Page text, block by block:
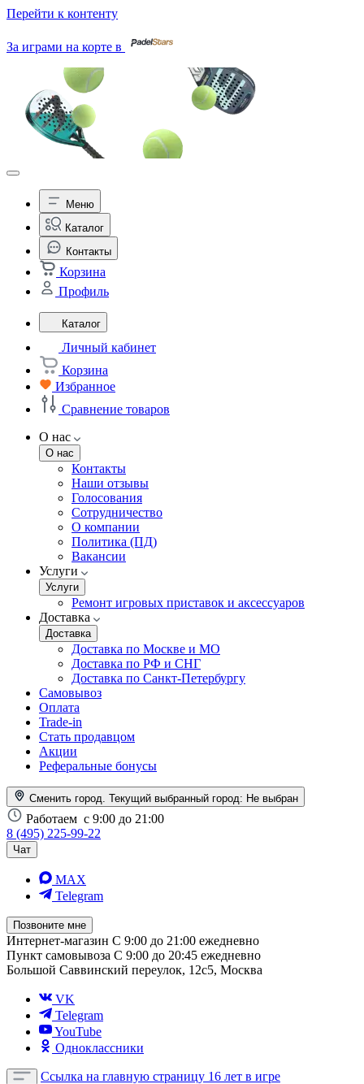
Перейти к контенту
За играми на корте в
Меню
Каталог
Контакты
Корзина
Профиль
Каталог
Личный кабинет
Корзина
Избранное
Сравнение товаров
О нас
О нас
Контакты
Наши отзывы
Голосования
Сотрудничество
О компании
Политика (ПД)
Вакансии
Услуги
Услуги
Ремонт игровых приставок и аксессуаров
Доставка
Доставка
Доставка по Москве и МО
Доставка по РФ и СНГ
Доставка по Санкт-Петербургу
Самовывоз
Оплата
Trade-in
Стать продавцом
Акции
Реферальные бонусы
Сменить город. Текущий выбранный город: Не выбран
Работаем с 9:00 до 21:00
8 (495) 225-99-22
Чат
MAX
Telegram
Позвоните мне
Интернет-магазин С 9:00 до 21:00 ежедневно
Пункт самовывоза С 9:00 до 20:45 ежедневно
Большой Саввинский переулок, 12с5, Москва
VK
Telegram
YouTube
Одноклассники
Ссылка на главную страницу 16 лет в игре